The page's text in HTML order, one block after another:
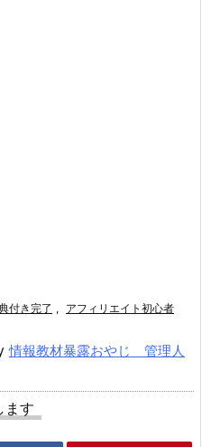
付き完了 , アフィリエイト初心者
情報教材暴露おやじ 管理人
ます